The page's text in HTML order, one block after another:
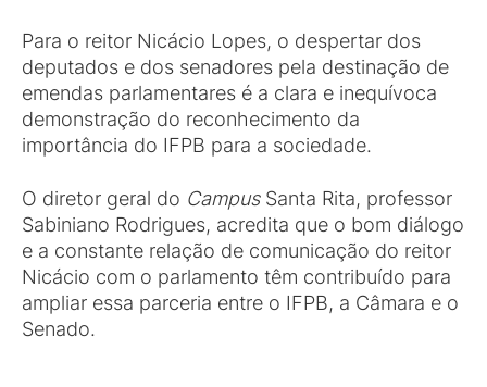
Para o reitor Nicácio Lopes, o despertar dos
deputados e dos senadores pela destinação de
emendas parlamentares é a clara e inequívoca
demonstração do reconhecimento da
importância do IFPB para a sociedade.
O diretor geral do CampusSanta Rita, professor
Sabiniano Rodrigues, acredita que o bom diálogo
e a constante relação de comunicação do reitor
Nicácio com o parlamento têm contribuído para
ampliar essa parceria entre o IFPB, a Câmara e o
Senado.